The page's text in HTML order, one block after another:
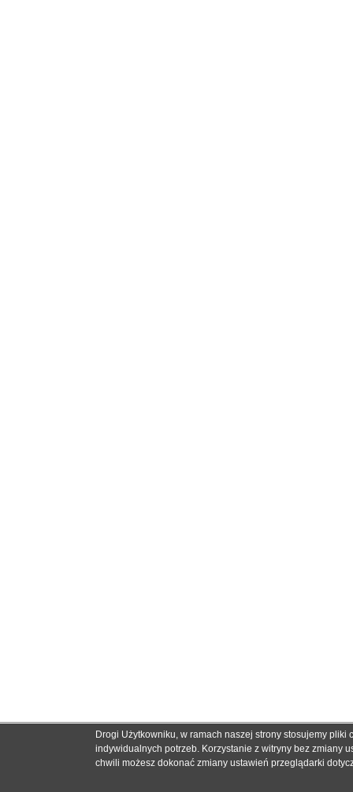
Drogi Użytkowniku, w ramach naszej strony stosujemy
indywidualnych potrzeb. Korzystanie z witryny bez zmiany
chwili możesz dokonać zmiany ustawień przeglądarki